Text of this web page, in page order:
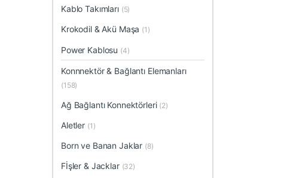
Kablo Takımları (5)
Krokodil & Akü Maşa (1)
Power Kablosu (4)
Konnnektör & Bağlantı Elemanları
(158)
Ağ Bağlantı Konnektörleri (2)
Aletler (1)
Born ve Banan Jaklar (8)
Fİşler & Jacklar (32)